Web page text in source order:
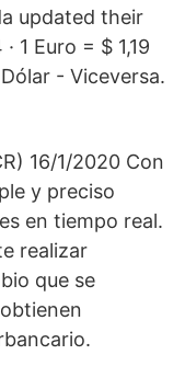
updated their
1 Euro = $ 1,19
- Viceversa.
16/1/2020 Con
y preciso
en tiempo real.
realizar
que se